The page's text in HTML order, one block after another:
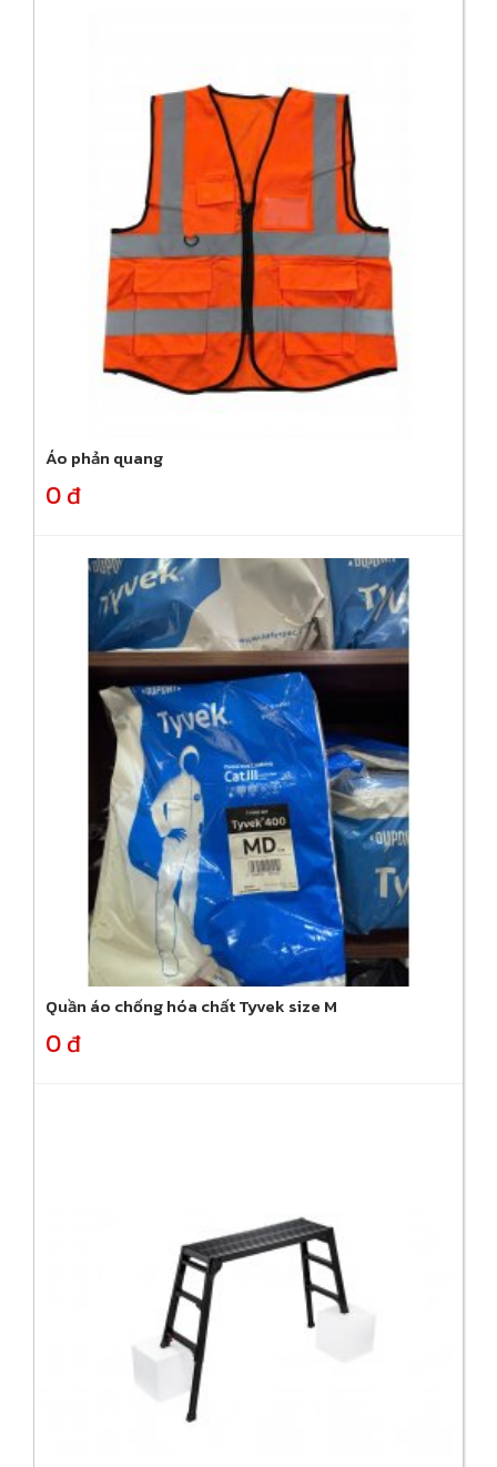
Áo phản quang
0 đ
Quần áo chống hóa chất Tyvek size M
0 đ